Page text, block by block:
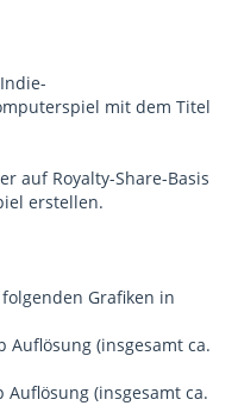
mit dem Titel
auf Royalty-Share-Basis
erstellen.
Grafiken in
(insgesamt ca.
(insgesamt ca.